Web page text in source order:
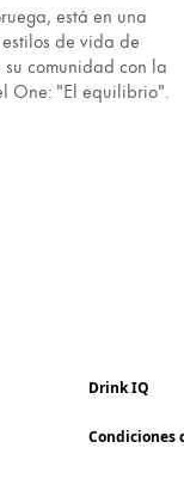
está en una
de vida de
comunidad con la
One: "El equilibrio".
Drink IQ
Condiciones